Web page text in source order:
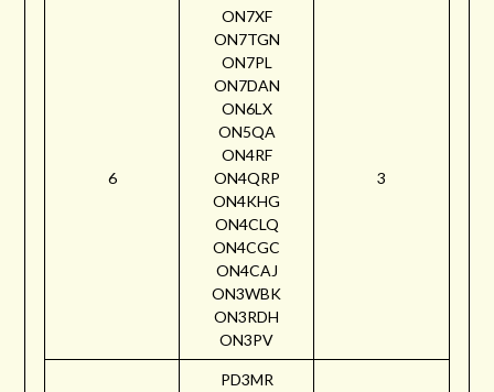
6
ON7XF
ON7TGN
ON7PL
ON7DAN
ON6LX
ON5QA
ON4RF
ON4QRP
ON4KHG
ON4CLQ
ON4CGC
ON4CAJ
ON3WBK
ON3RDH
ON3PV
3
PD3MR